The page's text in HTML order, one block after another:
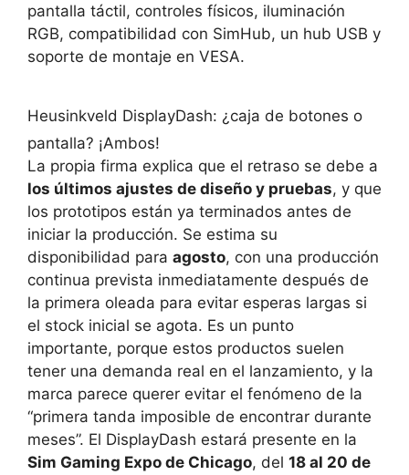
pantalla táctil, controles físicos, iluminación
RGB, compatibilidad con SimHub, un hub USB y
soporte de montaje en VESA.
Heusinkveld DisplayDash: ¿caja de botones o
pantalla? ¡Ambos!
La propia firma explica que el retraso se debe a
los últimos ajustes de diseño y pruebas, y que
los prototipos están ya terminados antes de
iniciar la producción. Se estima su
disponibilidad para agosto, con una producción
continua prevista inmediatamente después de
la primera oleada para evitar esperas largas si
el stock inicial se agota. Es un punto
importante, porque estos productos suelen
tener una demanda real en el lanzamiento, y la
marca parece querer evitar el fenómeno de la
“primera tanda imposible de encontrar durante
meses”. El DisplayDash estará presente en la
Sim Gaming Expo de Chicago, del 18 al 20 de